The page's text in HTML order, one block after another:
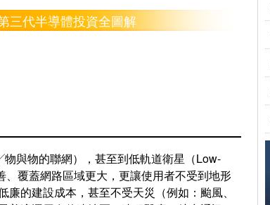
三代半導體投資全圖解
與物的聯網），甚至到低軌道衛星（Low-
覆蓋網路區域更大，更讓使用者不受到地形
的建設成本，甚至不受天災（例如：颱風、